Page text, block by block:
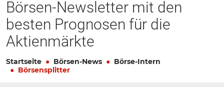
Börsen-Newsletter mit den
besten Prognosen für die
Aktienmärkte
Startseite Börsen-News
Börse-Intern
Börsensplitter